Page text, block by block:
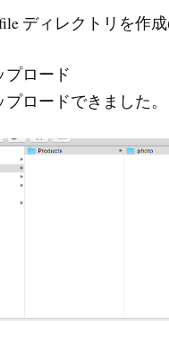
ディレクトリを作
プロード
ロードできました。